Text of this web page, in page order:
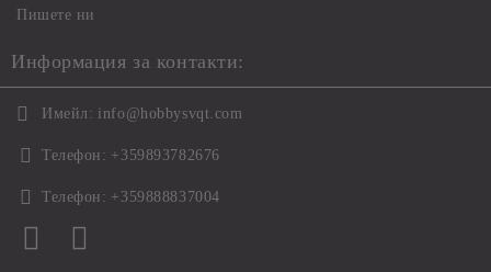
Пишете ни
Информация за контакти:
Имейл: info@hobbysvqt.com
Телефон: +359893782676
Телефон: +359888837004